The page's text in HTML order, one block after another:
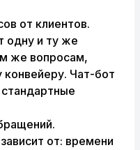
от клиентов.
одну и ту же
же вопросам,
Чат-бот
от: времени